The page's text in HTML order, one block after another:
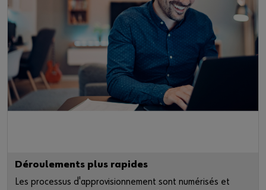
Déroulements plus rapides
Les processus d'approvisionnement sont numérisés et